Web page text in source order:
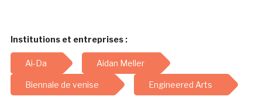
Institutions et entreprises :
Ai-Da Aidan Meller
Biennale de venise Engineered Arts